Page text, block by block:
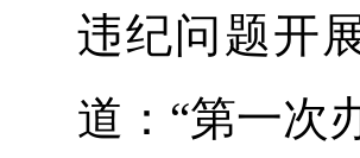
违纪问题开
道：“第一次